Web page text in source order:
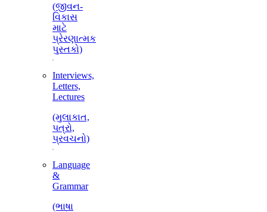
(જીવન-
વિકાસ
માટે
પ્રેરણાત્મક
પુસ્તકો)
Interviews,
Letters,
Lectures
(મુલાકાત,
પત્રો,
પ્રવચનો)
Language
&
Grammar
(ભાષા